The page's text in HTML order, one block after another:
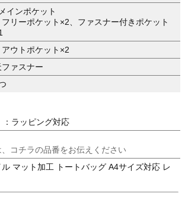
インポケット
フリーポケット×2、ファスナー付きポケット
アウトポケット×2
ファスナー
：ラッピング対応
コチラの品番をお伝えください
マット加工 トートバッグ A4サイズ対応 レ